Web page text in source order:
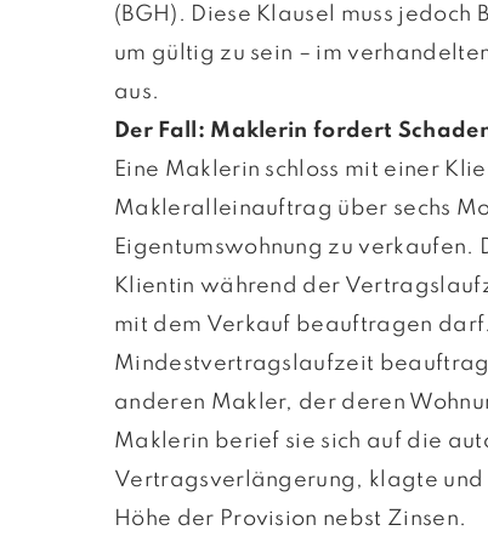
(BGH). Diese Klausel muss jedoch
um gültig zu sein – im
aus.
Der Fall: Maklerin fordert
Eine Maklerin schloss mit einer
Makleralleinauftrag über sechs
Eigentumswohnung zu verkaufen.
Klientin während der
mit dem Verkauf beauftragen
Mindestvertragslaufzeit
anderen Makler, der deren
Maklerin berief sie sich auf die
Vertragsverlängerung, klagte
Höhe der Provision nebst Zinsen.